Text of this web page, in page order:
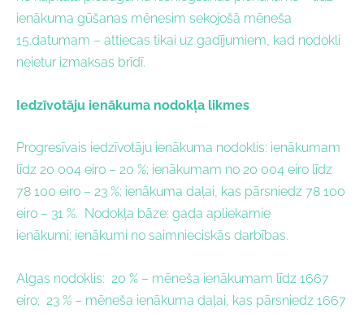
ienākuma gūšanas mēnesim sekojošā mēneša
15.datumam – attiecas tikai uz gadījumiem, kad nodokli
neietur izmaksas brīdī.
Iedzīvotāju ienākuma nodokļa likmes
Progresīvais iedzīvotāju ienākuma nodoklis: ienākumam
līdz 20 004 eiro – 20 %; ienākumam no 20 004 eiro līdz
78 100 eiro – 23 %; ienākuma daļai, kas pārsniedz 78 100
eiro – 31 %. Nodokļa bāze: gada apliekamie
ienākumi; ienākumi no saimnieciskās darbības.
Algas nodoklis: 20 % – mēneša ienākumam līdz 1667
eiro; 23 % – mēneša ienākuma daļai, kas pārsniedz 1667